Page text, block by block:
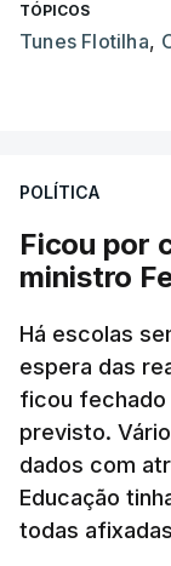
TÓPICOS
Tunes Flotilha,
POLÍTICA
Ficou por
ministro
Há escolas
espera das
ficou
previsto.
dados com
Educação
todas